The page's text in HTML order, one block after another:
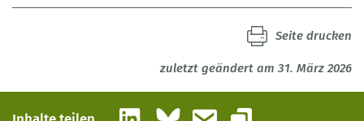
zuletzt geändert am 31. März 2026
Seite drucken
LinkedInBlueskyE-Mail